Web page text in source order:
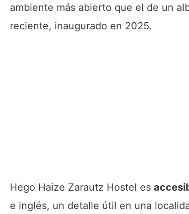
ambiente más abierto que el de un
reciente, inaugurado en 2025.
Hego Haize Zarautz Hostel es
e inglés, un detalle útil en una